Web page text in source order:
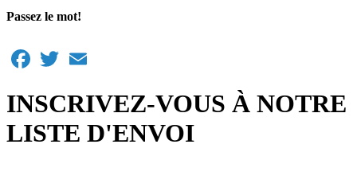
Passez le mot!
Facebook
Twitter
INSCRIVEZ-VOUS À NOTRE
LISTE D'ENVOI